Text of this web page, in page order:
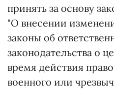
принять за основу
"О внесении
законы об
законодательства о
время действия
военного или